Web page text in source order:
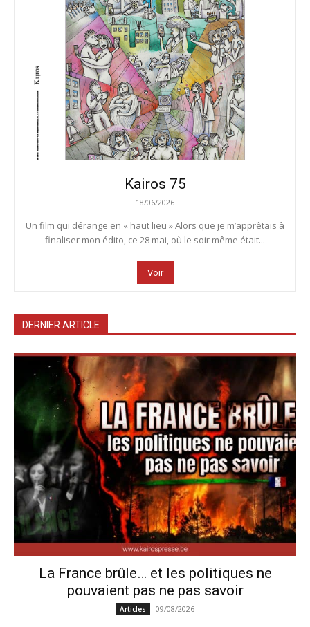
Kairos 75
18/06/2026
Un film qui dérange en « haut lieu » Alors que je m’apprêtais à
finaliser mon édito, ce 28 mai, où le soir même était...
Voir
DERNIER ARTICLE
La France brûle… et les politiques ne
pouvaient pas ne pas savoir
Articles 09/08/2026